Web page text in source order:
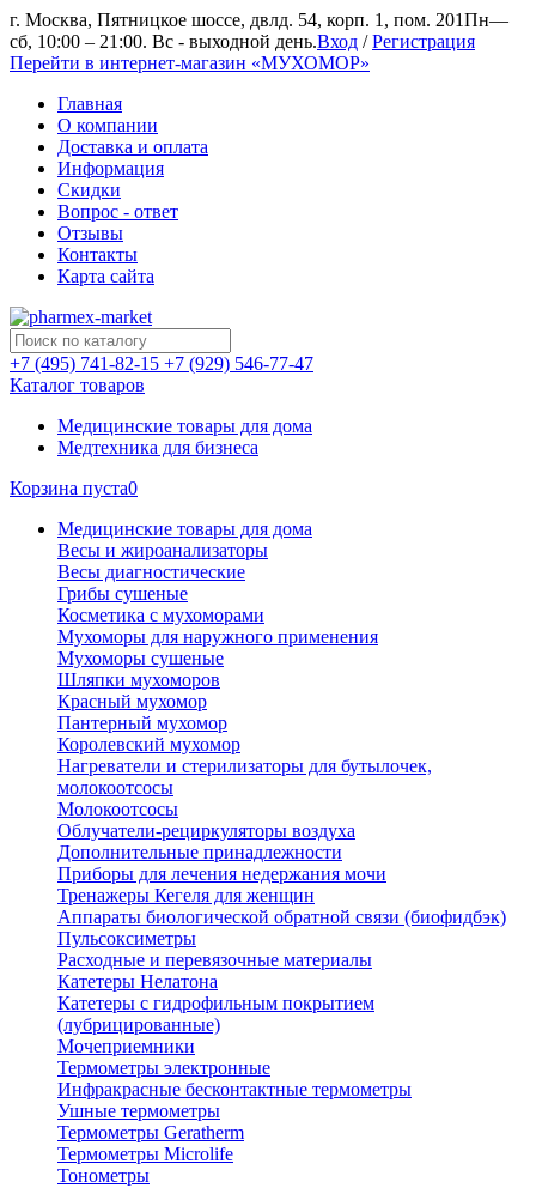
г. Москва, Пятницкое шоссе, двлд. 54, корп. 1, пом. 201Пн—
сб, 10:00 – 21:00. Вс - выходной день.Вход /Регистрация
Перейти в интернет-магазин «МУХОМОР»
Главная
О компании
Доставка и оплата
Информация
Скидки
Вопрос - ответ
Отзывы
Контакты
Карта сайта
+7 (495) 741-82-15 +7 (929) 546-77-47
Каталог товаров
Медицинские товары для дома
Медтехника для бизнеса
Корзина пуста0
Медицинские товары для дома
Весы и жироанализаторы
Весы диагностические
Грибы сушеные
Косметика с мухоморами
Мухоморы для наружного применения
Мухоморы сушеные
Шляпки мухоморов
Красный мухомор
Пантерный мухомор
Королевский мухомор
Нагреватели и стерилизаторы для бутылочек,
молокоотсосы
Молокоотсосы
Облучатели-рециркуляторы воздуха
Дополнительные принадлежности
Приборы для лечения недержания мочи
Тренажеры Кегеля для женщин
Аппараты биологической обратной связи (биофидбэк)
Пульсоксиметры
Расходные и перевязочные материалы
Катетеры Нелатона
Катетеры с гидрофильным покрытием
(лубрицированные)
Мочеприемники
Термометры электронные
Инфракрасные бесконтактные термометры
Ушные термометры
Термометры Geratherm
Термометры Microlife
Тонометры